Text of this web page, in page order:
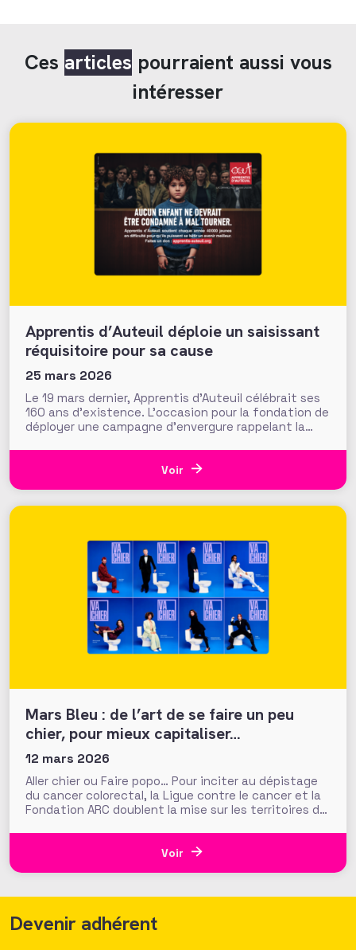
Ces articles pourraient aussi vous
intéresser
Apprentis d’Auteuil déploie un saisissant
réquisitoire pour sa cause
25 mars 2026
Le 19 mars dernier, Apprentis d’Auteuil célébrait ses
160 ans d’existence. L’occasion pour la fondation de
déployer une campagne d’envergure rappelant la
d’accompagnement de la jeunesse en difficulté,
autant pour alerter et sensibiliser que pour inciter à
Voir
Mars Bleu : de l’art de se faire un peu
chier, pour mieux capitaliser…
12 mars 2026
Aller chier ou Faire popo… Pour inciter au dépistage
du cancer colorectal, la Ligue contre le cancer et la
Fondation ARC doublent la mise sur les territoires de
2025. Une capitalisation maligne sur des campagnes
qui ont su faire parler d’elles, et attirer
Voir
Devenir adhérent